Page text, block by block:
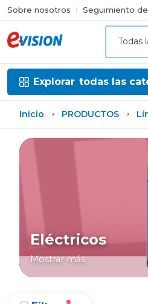
Sobre nosotros Seguimiento
Todas
Explorar todas las
Inicio PRODUCTOS
Eléctricos
Mostrar más